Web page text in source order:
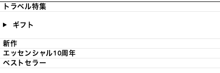
トラベル特集
ギフト
新作
エッセンシャル10周年
ベストセラー